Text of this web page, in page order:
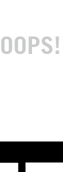
OOPS!